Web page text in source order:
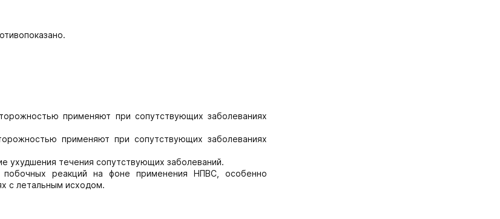
применяют при сопутствующих заболеваниях
применяют при сопутствующих заболеваниях
ухудшения течения сопутствующих заболеваний.
реакций на фоне применения НПВС, особенно
с летальным исходом.